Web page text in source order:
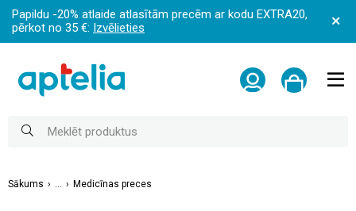
Papildu -20% atlaide atlasītām precēm ar kodu EXTRA20,
pērkot no 35 €: Izvēlieties
Sākums Medicīnas preces